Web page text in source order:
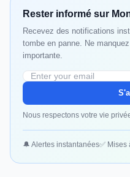
Rester informé sur
Recevez des notifications
tombe en panne. Ne
importante.
Nous respectons votre vie
🔔 Alertes instantanées✅ Mises